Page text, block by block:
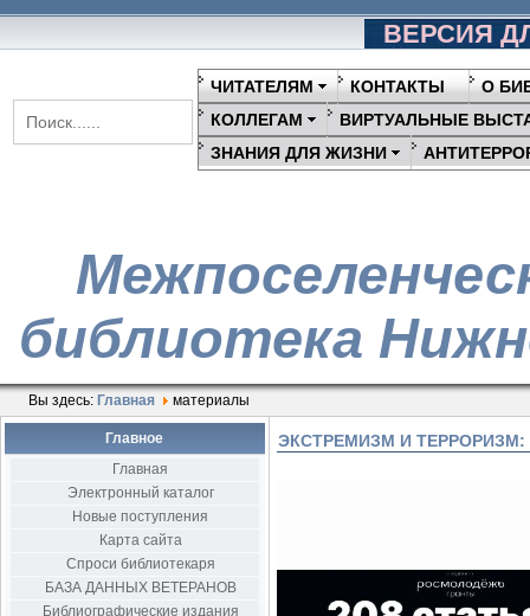
ВЕРСИЯ
ЧИТАТЕЛЯМ КОНТАКТЫ
О
КОЛЛЕГАМ
ВИРТУАЛЬНЫЕ
ЗНАНИЯ ДЛЯ ЖИЗНИ
библиотека
Вы здесь: Главная материалы
Главное
Главная
Электронный каталог
Новые поступления
Карта сайта
Спроси библиотекаря
БАЗА ДАННЫХ ВЕТЕРАНОВ
Библиографические издания
ЭКСТРЕМИЗМ И